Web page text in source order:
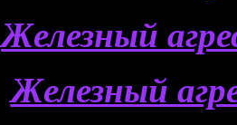
Железный
Железный